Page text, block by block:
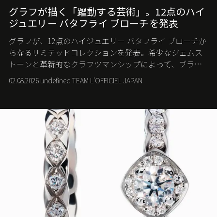
グラフが描く「躍動する芸術」。12点のハイ
ジュエリー バタフライ ブローチを発表
グラフが、12点のハイジュエリー バタフライ ブローチか
らなるリミテッドコレクションを発表。希少なジェムス
トーンと革新的なクラフツマンシップによって、ブラン
ドを象徴するバタフライに新たな生命を吹き込む。
02.08.2026 undefined TEAM L'OFFICIEL JAPAN